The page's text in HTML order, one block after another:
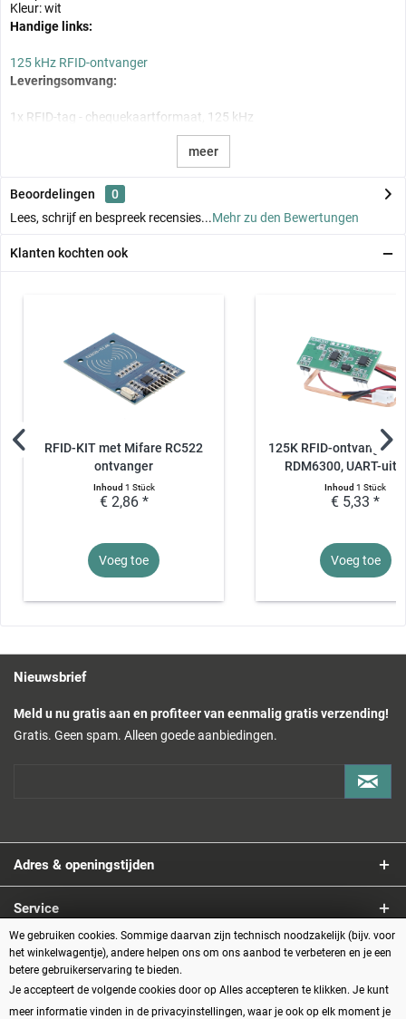
Kleur: wit
Handige links:
125 kHz RFID-ontvanger
Leveringsomvang:
1x RFID-tag - chequekaartformaat, 125 kHz
meer
Beoordelingen
0
Lees, schrijf en bespreek recensies...Mehr zu den Bewertungen
Klanten kochten ook
RFID-KIT met Mifare RC522
ontvanger
Inhoud 1 Stück
€ 2,86 *
Voeg toe
125K RFID-
RDM6300, UART-
Inhoud1 Stück
€ 5,33 *
Voeg toe
Nieuwsbrief
Meld u nu gratis aan en profiteer van eenmalig gratis verzending!
Gratis. Geen spam. Alleen goede aanbiedingen.
Adres & openingstijden
Service
Informatie
Betaalmethoden
We gebruiken cookies. Sommige daarvan zijn technisch noodzakelijk (bijv. voor
het winkelwagentje), andere helpen ons om ons aanbod te verbeteren en je een
betere gebruikerservaring te bieden.
Je accepteert de volgende cookies door op Alles accepteren te klikken. Je kunt
meer informatie vinden in de privacyinstellingen, waar je ook op elk moment je